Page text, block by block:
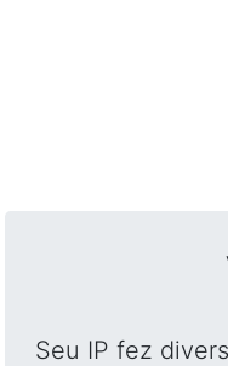
Seu IP fez